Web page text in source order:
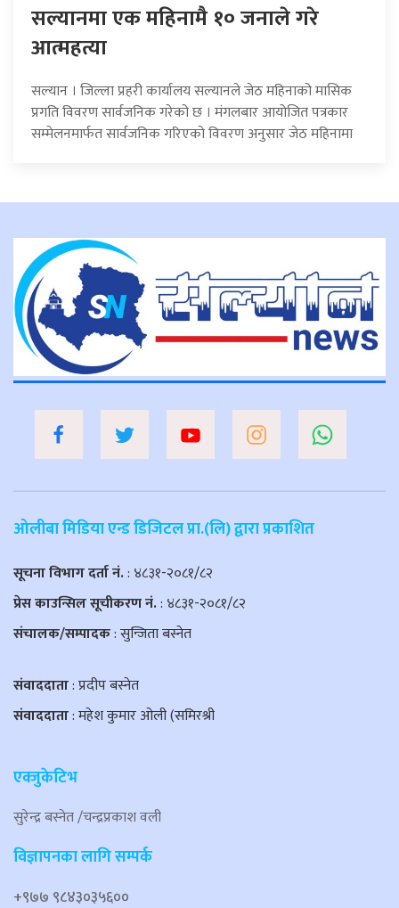
सल्यानमा एक महिनामै १० जनाले गरे
आत्महत्या
सल्यान । जिल्ला प्रहरी कार्यालय सल्यानले जेठ महिनाको मासिक
प्रगति विवरण सार्वजनिक गरेको छ । मंगलबार आयोजित पत्रकार
सम्मेलनमार्फत सार्वजनिक गरिएको विवरण अनुसार जेठ महिनामा
ओलीबा मिडिया एन्ड डिजिटल प्रा.(लि) द्वारा प्रकाशित
सूचना विभाग दर्ता नं.: ४८३१-२०८१/८२
प्रेस काउन्सिल सूचीकरण नं.: ४८३१-२०८१/८२
संचालक/सम्पादक: सुन्जिता बस्नेत
संवाददाता: प्रदीप बस्नेत
संवाददाता: महेश कुमार ओली (समिरश्री
एक्जुकेटिभ
सुरेन्द्र बस्नेत /चन्द्रप्रकाश वली
विज्ञापनका लागि सम्पर्क
+९७७ ९८४३०३५६००